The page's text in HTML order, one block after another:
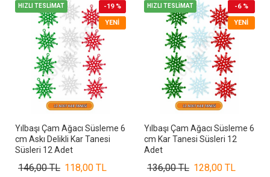
HIZLI TESLİMAT
YENI
-19 %
Yılbaşı Çam Ağacı Süsleme 6
cm Askı Delikli Kar Tanesi
Süsleri 12 Adet
118,00 TL
146,00 TL
HIZLI TESLİMAT
YENI
-6 %
Yılbaşı Çam Ağacı Süsleme 6
cm Kar Tanesi Süsleri 12
Adet
128,00 TL
136,00 TL